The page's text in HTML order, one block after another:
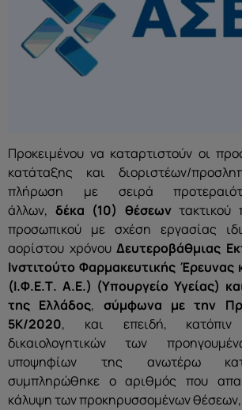
Προκειμένου να καταρτιστούν οι
κατάταξης και διοριστέων/
πλήρωση με σειρά
άλλων, δέκα (10) θέσεωντακτικού
προσωπικού με σχέση εργασίας
αορίστου χρόνου Δευτεροβάθμιας
Ινστιτούτο Φαρμακευτικής Έρευνας
(Ι.Φ.Ε.Τ. Α.Ε.) (Υπουργείο Υγείας)
της Ελλάδος, σύμφωνα με την
5Κ/2020, και επειδή, κατόπιν
δικαιολογητικών των
υποψηφίων της ανωτέρω
συμπληρώθηκε ο αριθμός που
κάλυψη των προκηρυσσομένων θέσεων,